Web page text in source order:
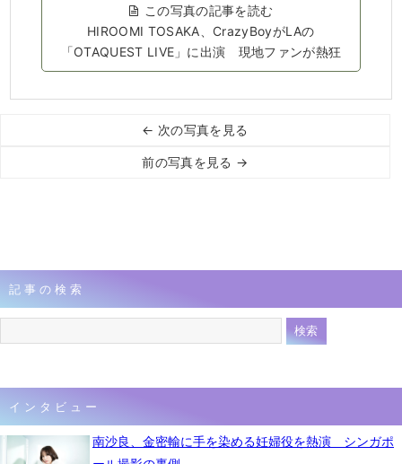
この写真の記事を読む
HIROOMI TOSAKA、CrazyBoyがLAの
「OTAQUEST LIVE」に出演 現地ファンが熱狂
← 次の写真を見る
前の写真を見る →
記事の検索
インタビュー
南沙良、金密輸に手を染める妊婦役を熱演 シンガポ